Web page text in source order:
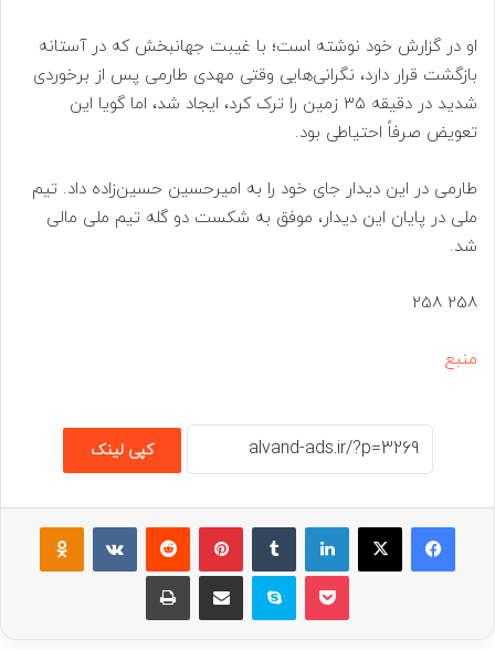
او در گزارش خود نوشته است؛ با غیبت جهانبخش که در آستانه
بازگشت قرار دارد، نگرانی‌هایی وقتی مهدی طارمی پس از برخوردی
شدید در دقیقه ۳۵ زمین را ترک کرد، ایجاد شد، اما گویا این
تعویض صرفاً احتیاطی بود.
طارمی در این دیدار جای خود را به امیرحسین حسین‌زاده داد. تیم
ملی در پایان این دیدار، موفق به شکست دو گله تیم ملی مالی
شد.
258 258
منبع
کپی لینک
فیسبوکایکس لینکداینتامبلر پینتریستReddit
VKontakte
پاکت اسکایپ اشتراک گذاری با ایمیل چاپ